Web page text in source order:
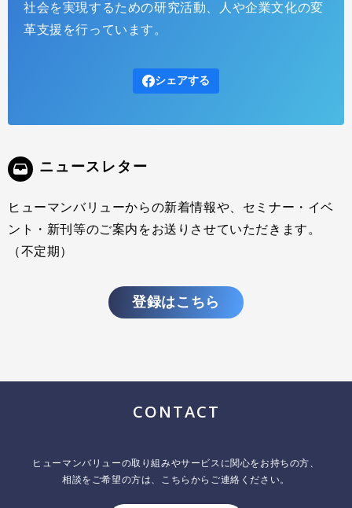
社会を実現するための研究活動、人や企業文化の変
革支援を行っています。
シェアする
ニュースレター
ヒューマンバリューからの新着情報や、セミナー・イベ
ント・新刊等のご案内をお送りさせていただきます。
（不定期）
登録はこちら
CONTACT
ヒューマンバリューの取り組みやサービスに関心をお持ちの方、
相談をご希望の方は、こちらからご連絡ください。